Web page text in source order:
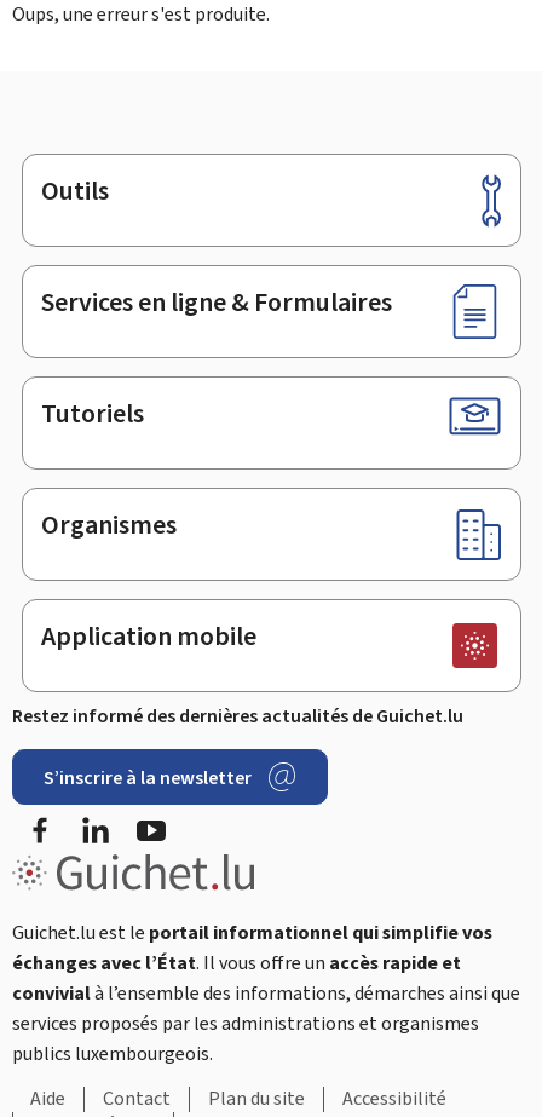
Oups, une erreur s'est produite.
Pied
de
page
Outils
Services en ligne & Formulaires
Tutoriels
Organismes
Application mobile
Restez informé des dernières actualités de Guichet.lu
S’inscrire à la newsletter
FacebookLinkedIn
Guichet.lu est le portail informationnel qui simplifie vos
échanges avec l’État. Il vous offre un accès rapide et
convivialà l’ensemble des informations, démarches ainsi que
services proposés par les administrations et organismes
publics luxembourgeois.
Aide
Contact Plan du site
Accessibilité